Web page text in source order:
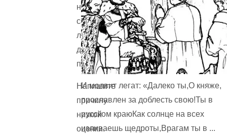
на
сайте
лучше
для
пользователя!
Напишите
причину
низкой
оценки.
И молвит легат: «Далеко ты,О княже,
прославлен за доблесть свою!Ты в
русском краюКак солнце на всех
изливаешь щедроты,Врагам ты в ...